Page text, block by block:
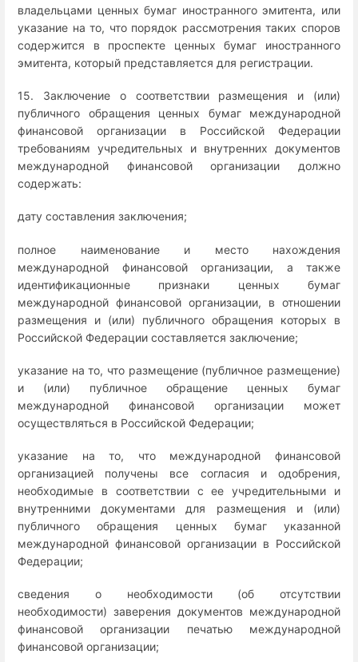
владельцами ценных бумаг иностранного эмитента, или
указание на то, что порядок рассмотрения таких споров
содержится в проспекте ценных бумаг иностранного
эмитента, который представляется для регистрации.
15. Заключение о соответствии размещения и (или)
публичного обращения ценных бумаг международной
финансовой организации в Российской Федерации
требованиям учредительных и внутренних документов
международной финансовой организации должно
содержать:
дату составления заключения;
полное наименование и место нахождения
международной финансовой организации, а также
идентификационные признаки ценных бумаг
международной финансовой организации, в отношении
размещения и (или) публичного обращения которых в
Российской Федерации составляется заключение;
указание на то, что размещение (публичное размещение)
и (или) публичное обращение ценных бумаг
международной финансовой организации может
осуществляться в Российской Федерации;
указание на то, что международной финансовой
организацией получены все согласия и одобрения,
необходимые в соответствии с ее учредительными и
внутренними документами для размещения и (или)
публичного обращения ценных бумаг указанной
международной финансовой организации в Российской
Федерации;
сведения о необходимости (об отсутствии
необходимости) заверения документов международной
финансовой организации печатью международной
финансовой организации;